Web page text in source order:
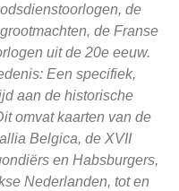
de
de Franse
uit de 20e eeuw.
Een specifiek,
aan de historische
omvat kaarten van de
Belgica, de XVII
en Habsburgers,
Nederlanden, tot en